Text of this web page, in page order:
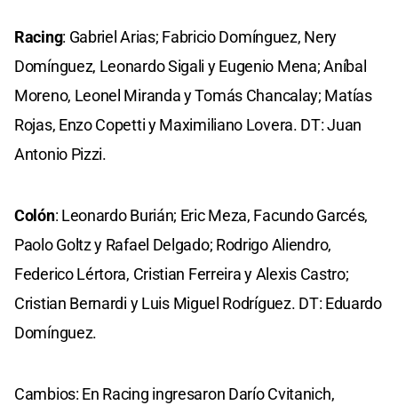
Racing: Gabriel Arias; Fabricio Domínguez, Nery
Domínguez, Leonardo Sigali y Eugenio Mena; Aníbal
Moreno, Leonel Miranda y Tomás Chancalay; Matías
Rojas, Enzo Copetti y Maximiliano Lovera. DT: Juan
Antonio Pizzi.
Colón: Leonardo Burián; Eric Meza, Facundo Garcés,
Paolo Goltz y Rafael Delgado; Rodrigo Aliendro,
Federico Lértora, Cristian Ferreira y Alexis Castro;
Cristian Bernardi yLuis Miguel Rodríguez. DT: Eduardo
Domínguez.
Cambios: En Racing ingresaron Darío Cvitanich,